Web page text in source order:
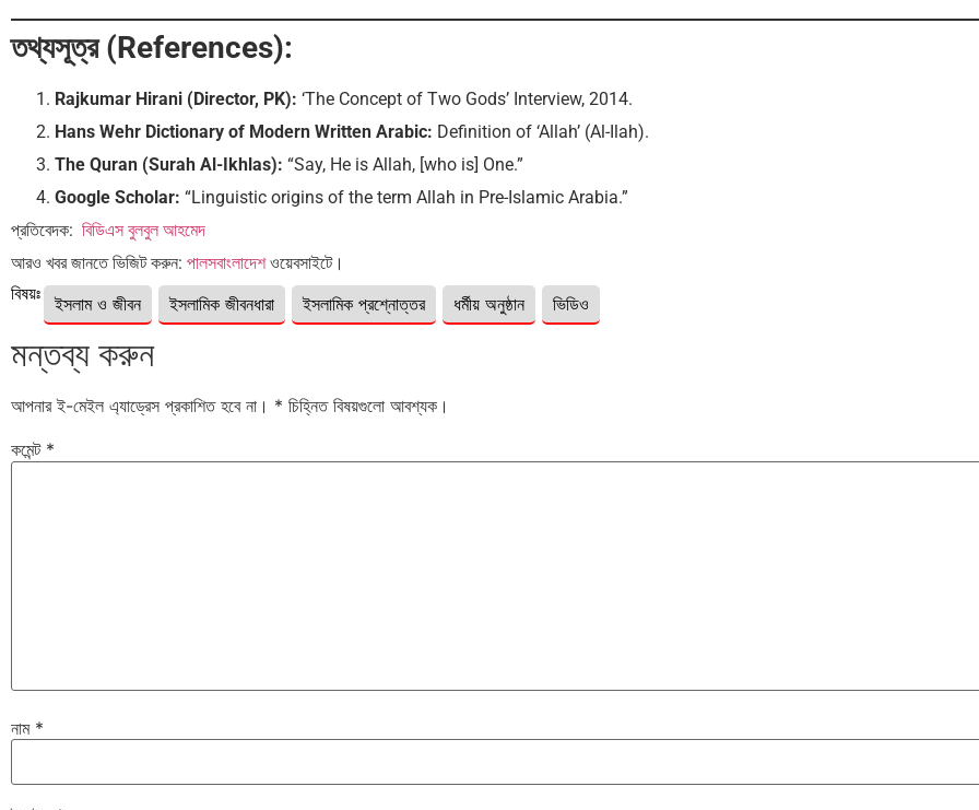
তথ্যসূত্র (References):
Rajkumar Hirani (Director, PK): ‘The Concept of Two Gods’ Interview, 2014.
Hans Wehr Dictionary of Modern Written Arabic: Definition of ‘Allah’ (Al-Ilah).
The Quran (Surah Al-Ikhlas): “Say, He is Allah, [who is] One.”
Google Scholar: “Linguistic origins of the term Allah in Pre-Islamic Arabia.”
প্রতিবেদক: বিডিএস বুলবুল আহমেদ
আরও খবর জানতে ভিজিট করুন: পালসবাংলাদেশওয়েবসাইটে।
বিষয়ঃ
ইসলাম ও জীবন ইসলামিক জীবনধারা ইসলামিক প্রশ্নোত্তর ধর্মীয় অনুষ্ঠান ভিডিও
মন্তব্য করুন
আপনার ই-মেইল এ্যাড্রেস প্রকাশিত হবে না। * চিহ্নিত বিষয়গুলো আবশ্যক।
কমেন্ট *
নাম *